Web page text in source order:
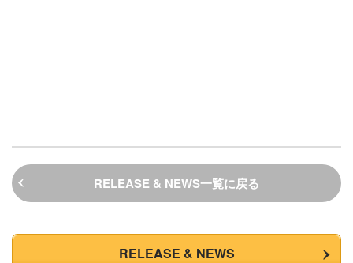
RELEASE & NEWS一覧に戻る
RELEASE & NEWS